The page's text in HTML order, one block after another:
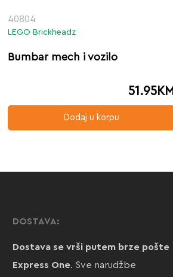
40804
LEGO Brickheadz
Bumbar mech i vozilo
51.95KM
Dodaj u korpu
DOSTAVA:
Dostava se vrši putem brze pošte
Express One. Sve narudžbe